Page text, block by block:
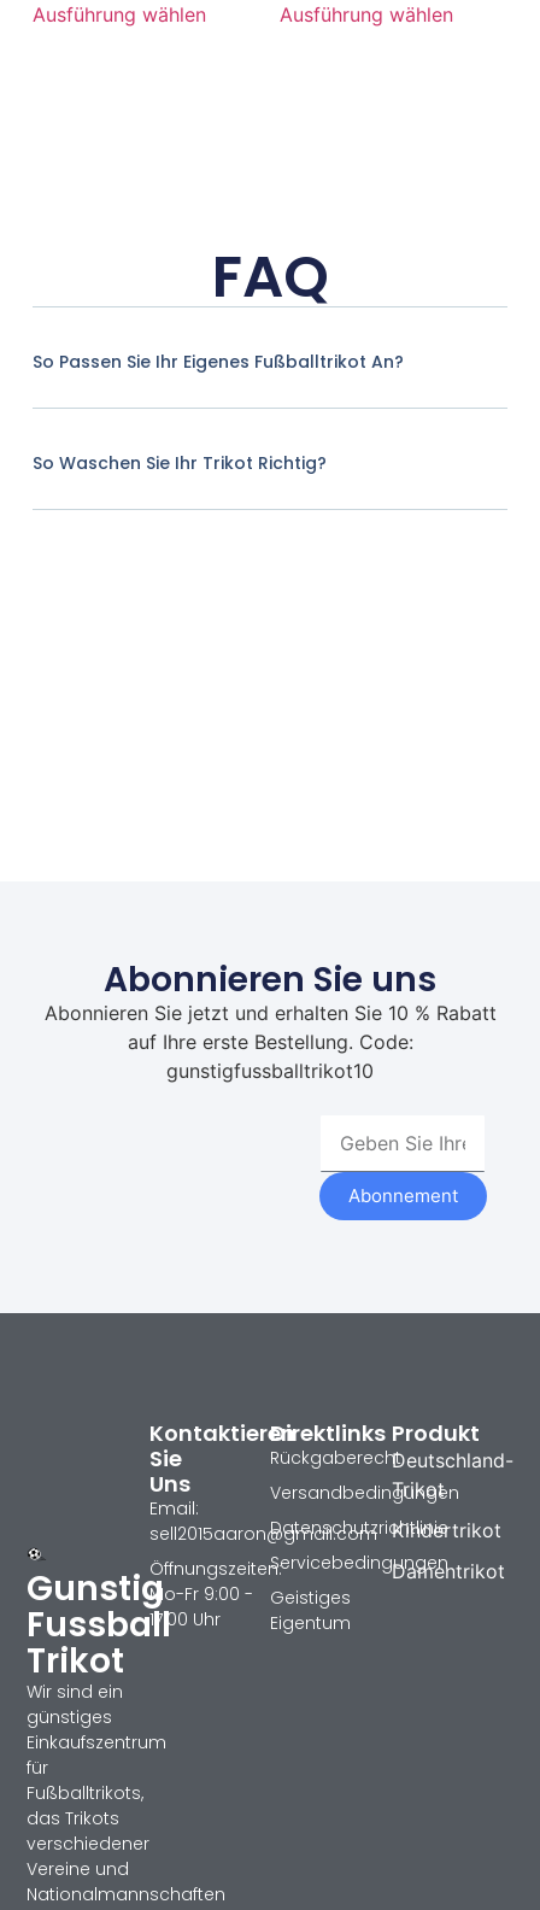
Ausführung wählen Ausführung wählen
FAQ
So Passen Sie Ihr Eigenes Fußballtrikot An?
So Waschen Sie Ihr Trikot Richtig?
Abonnieren Sie uns
Abonnieren Sie jetzt und erhalten Sie 10 % Rabatt
auf Ihre erste Bestellung. Code:
gunstigfussballtrikot10
Abonnement
Gunstig
Fussball
Trikot
Wir sind ein
günstiges
Einkaufszentrum
für
Fußballtrikots,
das Trikots
verschiedener
Vereine und
Nationalmannschaften
Produkt
Deutschland-
Trikot
Kindertrikot
Damentrikot
Direktlinks
Rückgaberecht
Versandbedingungen
Datenschutzrichtlinie
Servicebedingungen
Geistiges
Eigentum
Kontaktieren
Sie
Uns
Email:
sell2015aaron@gmail.com
Öffnungszeiten:
Mo-Fr 9:00 -
17:00 Uhr